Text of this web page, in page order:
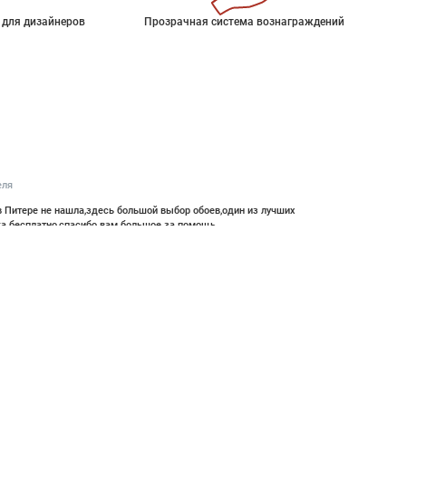
дизайнеров Прозрачная система вознаграждений
Питере не нашла,здесь большой выбор обоев,один из лучших
бесплатно,спасибо вам большое за помощь.